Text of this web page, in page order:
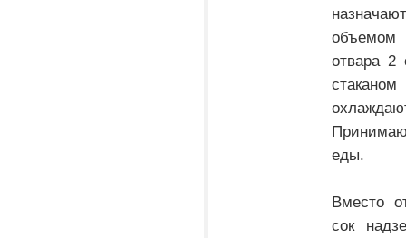
отвара 2
еды.
Вместо
сок